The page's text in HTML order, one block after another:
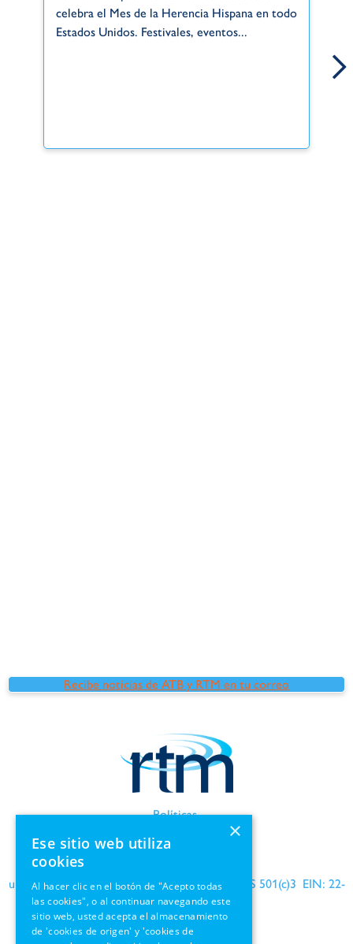
celebra el Mes de la Herencia Hispana en todo
Estados Unidos. Festivales, eventos...
Recibe noticias de ATB y RTM en tu correo
Políticas
Información de GDPR
una organización benéfica reconocida por el IRS 501(c)3 EIN: 22-
1690564
×
Ese sitio web utiliza
cookies
Al hacer clic en el botón de "Acepto todas
las cookies", o al continuar navegando este
sitio web, usted acepta el almacenamiento
de 'cookies de origen' y 'cookies de